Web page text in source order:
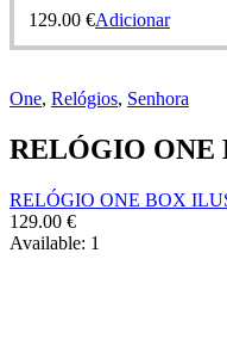
129.00 €Adicionar
One, Relógios, Senhora
RELÓGIO ONE
RELÓGIO ONE BOX
129.00 €
Available: 1